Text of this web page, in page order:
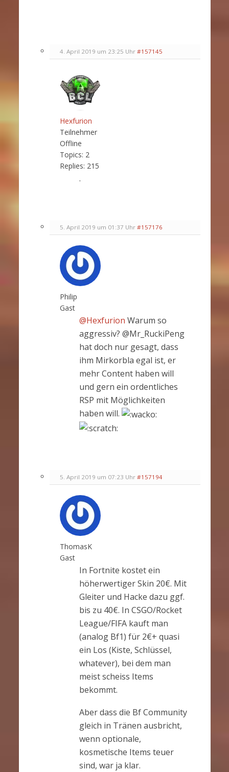
4. April 2019 um 23:25 Uhr #157145
Hexfurion
Teilnehmer
Offline
Topics: 2
Replies: 215
.
5. April 2019 um 01:37 Uhr #157176
Philip
Gast
@Hexfurion Warum so
aggressiv? @Mr_RuckiPeng
hat doch nur gesagt, dass
ihm Mirkorbla egal ist, er
mehr Content haben will
und gern ein ordentliches
RSP mit Möglichkeiten
haben will.
5. April 2019 um 07:23 Uhr #157194
ThomasK
Gast
In Fortnite kostet ein
höherwertiger Skin 20€. Mit
Gleiter und Hacke dazu ggf.
bis zu 40€. In CSGO/Rocket
League/FIFA kauft man
(analog Bf1) für 2€+ quasi
ein Los (Kiste, Schlüssel,
whatever), bei dem man
meist scheiss Items
bekommt.
Aber dass die Bf Community
gleich in Tränen ausbricht,
wenn optionale,
kosmetische Items teuer
sind, war ja klar.